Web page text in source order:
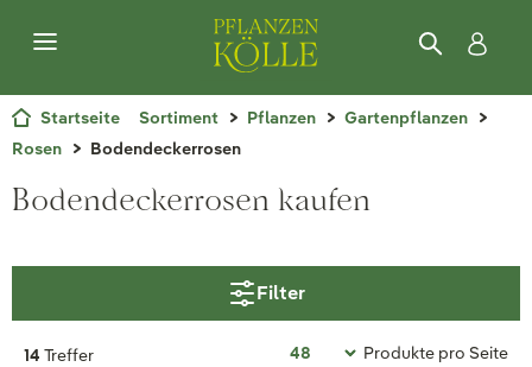
Startseite Sortiment Pflanzen
Gartenpflanzen
Rosen
Bodendeckerrosen
Bodendeckerrosen kaufen
Filter
14 Treffer
Produkte pro Seite